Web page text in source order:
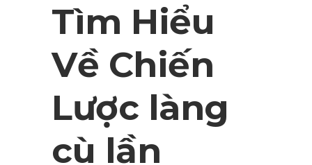
Tìm Hiểu
Về Chiến
Lược làng
cù lần